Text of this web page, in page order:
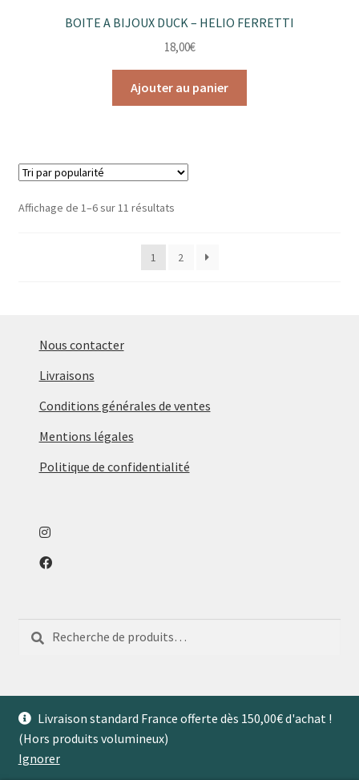
Livraison standard France offerte dès 150,00€ d'achat !
(Hors produits volumineux)
Ignorer
BOITE A BIJOUX DUCK – HELIO FERRETTI
18,00€
Ajouter au panier
Affichage de 1–6 sur 11 résultatsTrié
1
2
Nous contacter
Livraisons
Conditions générales de ventes
Mentions légales
Politique de confidentialité
pour :
© Aventures de Maison 2026